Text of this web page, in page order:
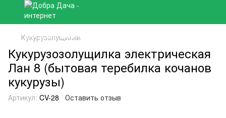
Кукурузолущилки
Кукурузозолущилка электрическая
Лан 8 (бытовая теребилка кочанов
кукурузы)
Артикул: CV-28 Оставить отзыв